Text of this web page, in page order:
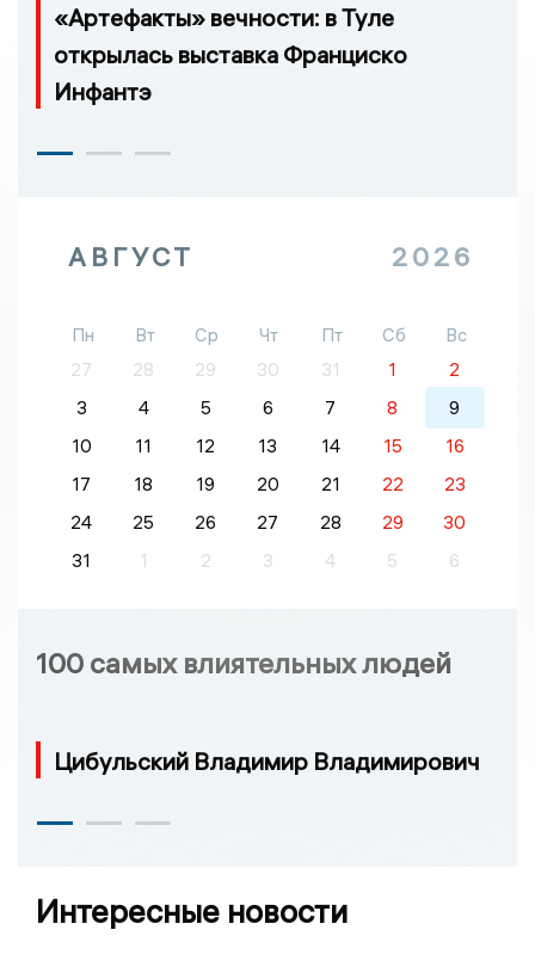
«Артефакты» вечности: в Туле
открылась выставка Франциско
Инфантэ
АВГУСТ 2026
Пн Вт Ср Чт Пт Сб
Вс
27
28 29 30 31 1
2
3
4 5 6 7 8
9
10
11 12 13 14 15
16
17
18 19 20 21 22
23
24
25 26 27 28 29
30
31
1 2 3 4 5 6
100 самых влиятельных людей
Цибульский Владимир Владимирович
Интересные новости